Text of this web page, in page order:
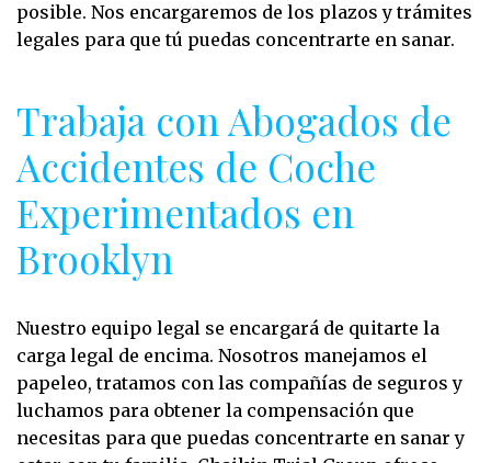
posible. Nos encargaremos de los plazos y trámites
legales para que tú puedas concentrarte en sanar.
Trabaja con Abogados de
Accidentes de Coche
Experimentados en
Brooklyn
Nuestro equipo legal se encargará de quitarte la
carga legal de encima. Nosotros manejamos el
papeleo, tratamos con las compañías de seguros y
luchamos para obtener la compensación que
necesitas para que puedas concentrarte en sanar y